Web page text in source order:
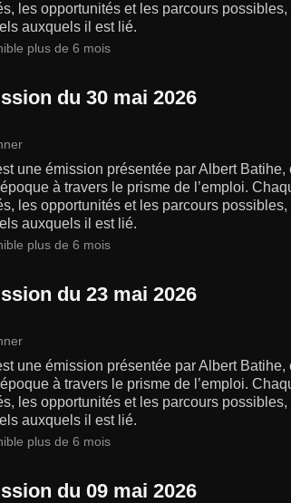
les opportunités et les parcours
auxquels il est lié.
plus de 6 mois
du 30 mai 2026
une émission présentée par Albert
à travers le prisme de l’emploi.
les opportunités et les parcours
auxquels il est lié.
plus de 6 mois
du 23 mai 2026
une émission présentée par Albert
à travers le prisme de l’emploi.
les opportunités et les parcours
auxquels il est lié.
plus de 6 mois
du 09 mai 2026